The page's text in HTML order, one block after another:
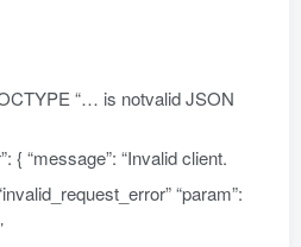
“… is notvalid JSON
{ “message”: “Invalid client.
“param”: